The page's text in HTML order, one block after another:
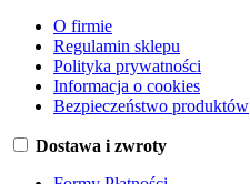
O firmie
Regulamin sklepu
Polityka prywatności
Informacja o cookies
Bezpieczeństwo produktów
Dostawa i zwroty